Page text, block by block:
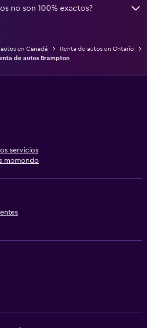
no son 100% exactos?
en Canadá
Renta de autos en Ontario
de autos Brampton
servicios
momondo